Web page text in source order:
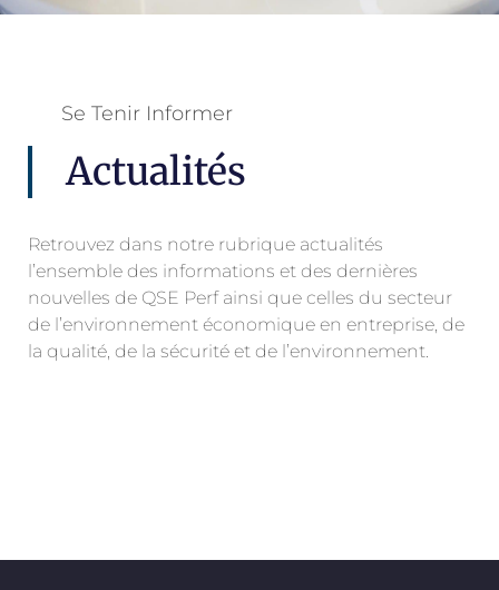
Se Tenir Informer
Actualités
Retrouvez dans notre rubrique actualités
l’ensemble des informations et des dernières
nouvelles de QSE Perf ainsi que celles du secteur
de l’environnement économique en entreprise, de
la qualité, de la sécurité et de l’environnement.